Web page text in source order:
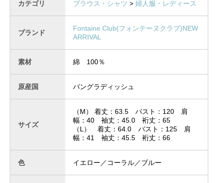
カテゴリ ブラウス・シャツ >婦人服・レディース
ブランド
Fontaine Club(フォンテーヌクラブ)NEW
ARRIVAL
素材 綿 100％
原産国 バングラディッシュ
サイズ
（M） 着丈：63.5 バスト：120 肩
幅：40 袖丈：45.0 裄丈：65
（L） 着丈：64.0 バスト：125 肩
幅：41 袖丈：45.5 裄丈：66
色 イエロー／コーラル／ブルー